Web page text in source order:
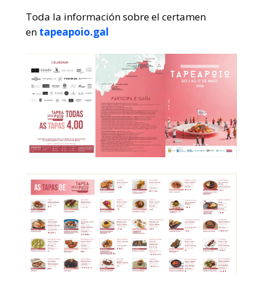
Toda la información sobre el certamen
en tapeapoio.gal